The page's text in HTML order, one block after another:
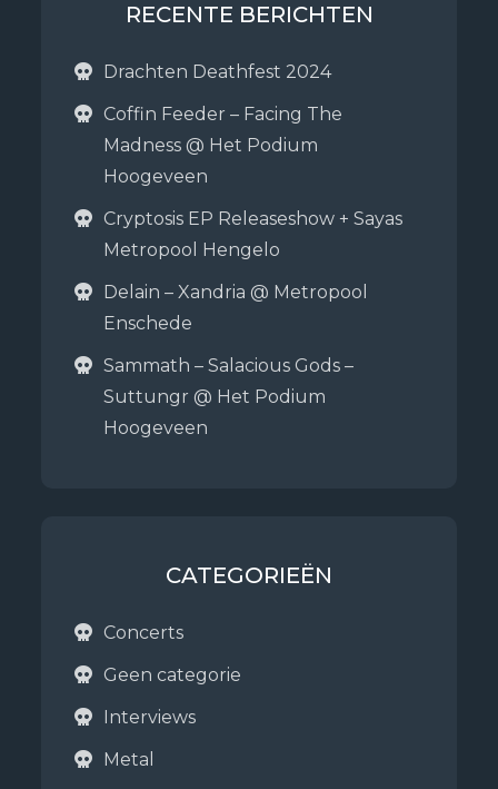
RECENTE BERICHTEN
Drachten Deathfest 2024
Coffin Feeder – Facing The
Madness @ Het Podium
Hoogeveen
Cryptosis EP Releaseshow + Sayas
Metropool Hengelo
Delain – Xandria @ Metropool
Enschede
Sammath – Salacious Gods –
Suttungr @ Het Podium
Hoogeveen
CATEGORIEËN
Concerts
Geen categorie
Interviews
Metal